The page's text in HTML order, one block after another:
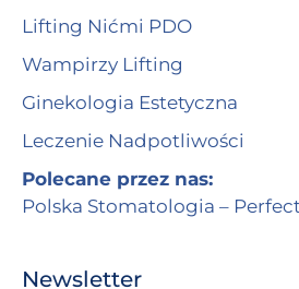
Lifting Nićmi PDO
Wampirzy Lifting
Ginekologia Estetyczna
Leczenie Nadpotliwości
Polecane przez nas:
Polska Stomatologia –
Newsletter